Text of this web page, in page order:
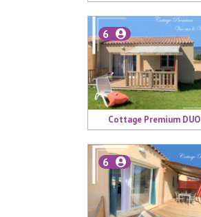
Cottage Premium DUO
6
6